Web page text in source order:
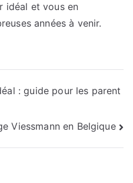
idéal et vous en
années à venir.
: guide pour les parent
Viessmann en Belgique